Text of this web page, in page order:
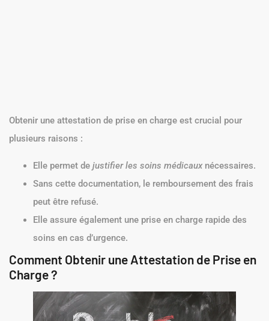
Obtenir une attestation de prise en charge est crucial pour
Elle permet de
Sans cette documentation, le remboursement des frais
peut être refusé.